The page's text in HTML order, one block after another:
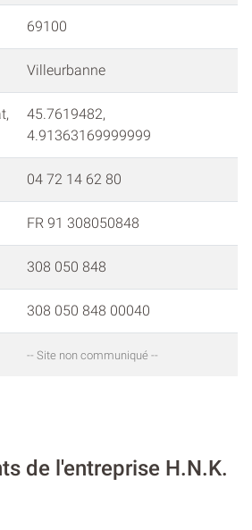
69100
Villeurbanne
45.7619482,
4.91363169999999
04 72 14 62 80
FR 91 308050848
308 050 848
308 050 848 00040
-- Site non communiqué --
de l'entreprise H.N.K.